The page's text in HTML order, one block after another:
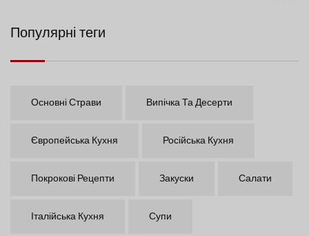
Популярні теги
Основні Страви Випічка Та Десерти
Європейська Кухня Російська Кухня
Покрокові Рецепти Закуски Салати
Італійська Кухня Супи